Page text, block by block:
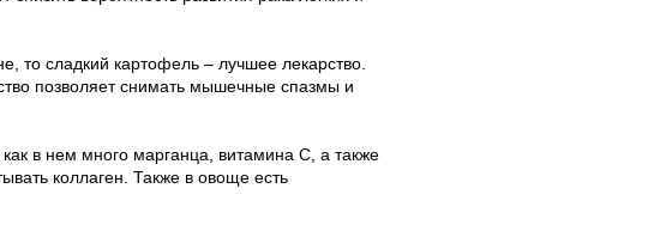
то сладкий картофель – лучшее лекарство.
позволяет снимать мышечные спазмы и
в нем много марганца, витамина С, а также
коллаген. Также в овоще есть